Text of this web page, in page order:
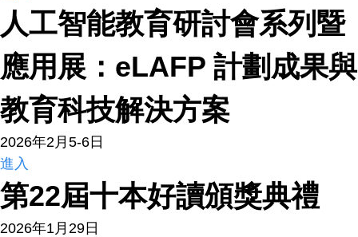
人工智能教育研討會系列暨
應用展：eLAFP 計劃成果與
教育科技解決方案
2026年2月5-6日
進入
第22屆十本好讀頒獎典禮
2026年1月29日